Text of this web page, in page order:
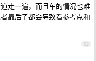
走一遍，而且车的情况也难
靠后了都会导致看参考点和
62